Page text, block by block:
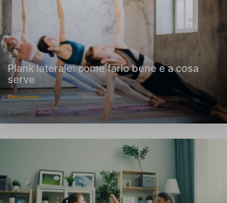
Plank laterale: come farlo bene e a cosa
serve
Redazione
2 Gennaio 2026